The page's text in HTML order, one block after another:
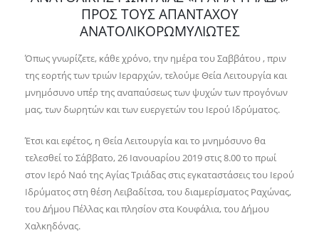
ΠΡΟΣ ΤΟΥΣ ΑΠΑΝΤΑΧΟΥ
ΑΝΑΤΟΛΙΚΟΡΩΜΥΛΙΩΤΕΣ
Όπως γνωρίζετε, κάθε χρόνο, την ημέρα του Σαββάτου , πριν
της εορτής των τριών Ιεραρχών, τελούμε Θεία Λειτουργία και
μνημόσυνο υπέρ της αναπαύσεως των ψυχών των προγόνων
μας, των δωρητών και των ευεργετών του Ιερού Ιδρύματος.
Έτσι και εφέτος, η Θεία Λειτουργία και το μνημόσυνο θα
τελεσθεί το Σάββατο, 26 Ιανουαρίου 2019 στις 8.00 το πρωί
στον Ιερό Ναό της Αγίας Τριάδας στις εγκαταστάσεις του Ιερού
Ιδρύματος στη θέση Λειβαδίτσα, του διαμερίσματος Ραχώνας,
του Δήμου Πέλλας και πλησίον στα Κουφάλια, του Δήμου
Χαλκηδόνας.